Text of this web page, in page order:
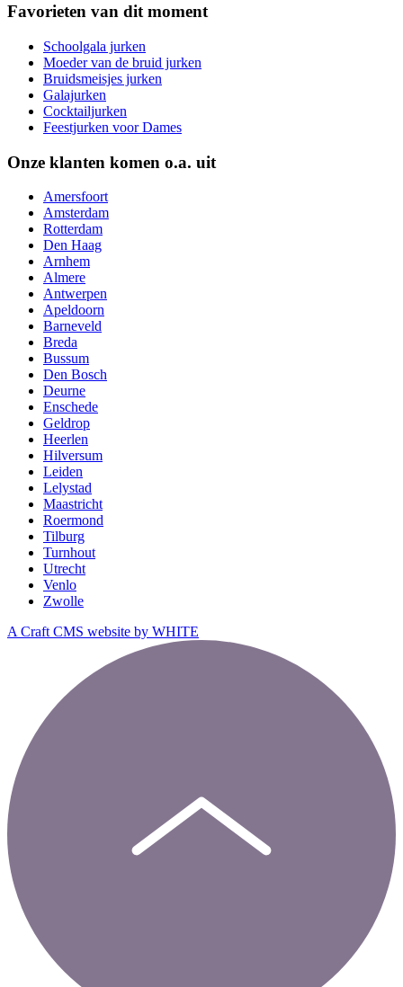
Favorieten van dit moment
Schoolgala jurken
Moeder van de bruid jurken
Bruidsmeisjes jurken
Galajurken
Cocktailjurken
Feestjurken voor Dames
Onze klanten komen o.a. uit
Amersfoort
Amsterdam
Rotterdam
Den Haag
Arnhem
Almere
Antwerpen
Apeldoorn
Barneveld
Breda
Bussum
Den Bosch
Deurne
Enschede
Geldrop
Heerlen
Hilversum
Leiden
Lelystad
Maastricht
Roermond
Tilburg
Turnhout
Utrecht
Venlo
Zwolle
A Craft CMS website by WHITE